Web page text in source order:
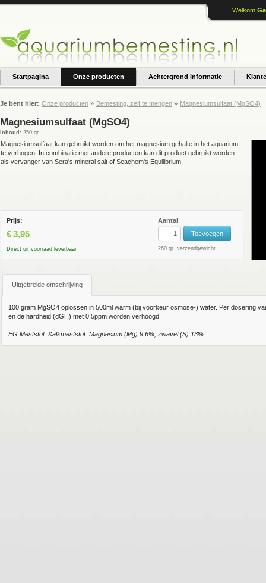
Startpagina Onze producten Achtergrond informatie
Welkom
Je bent hier: Onze producten » Bemesting, zelf te mengen » Magnesiumsulfaat (MgSO4)
Magnesiumsulfaat (MgSO4)
Inhoud: 250 gr
Magnesiumsulfaat kan gebruikt worden om het magnesium gehalte in het aquarium
te verhogen. In combinatie met andere producten kan dit product gebruikt worden
als vervanger van Sera's mineral salt of Seachem's Equilibrium.
Prijs: Aantal:
€3,95 Toevoegen
Direct uit voorraad leverbaar 260 gr. verzendgewicht
Uitgebreide omschrijving
100 gram MgSO4 oplossen in 500ml warm (bij voorkeur osmose-) water. Per dosering
en de hardheid (dGH) met 0.5ppm worden verhoogd.
EG Meststof. Kalkmeststof. Magnesium (Mg) 9.6%, zwavel (S) 13%